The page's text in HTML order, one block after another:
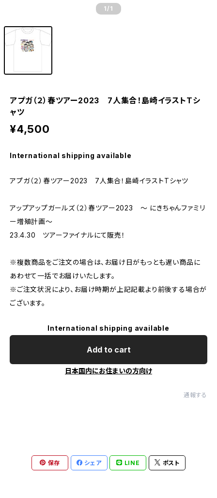
1 /1
アプガ（２）春ツアー2023 7人集合！島崎イラストTシ
ャツ
¥4,500
International shipping available
アプガ（２）春ツアー2023 7人集合！島崎イラストTシャツ
アップアップガールズ（２）春ツアー2023 〜 にきちゃんファミリ
ー増殖計画〜
23.4.30 ツアーファイナルにて販売！
※複数商品をご注文の場合は、お届け日がもっとも遅い商品に
あわせて一括でお届けいたします。
※ご注文状況により、お届け時期が上記記載より前後する場合が
ございます。
International shipping available
Add to cart
日本国内にお住まいの方向け
通報する
保存 シェア LINE ポスト